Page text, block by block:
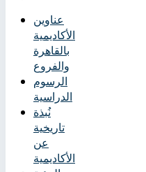
عناوين
الأكاديمية
بالقاهرة
والفروع
الرسوم
الدراسية
نُبذة
تاريخية
عن
الأكاديمية